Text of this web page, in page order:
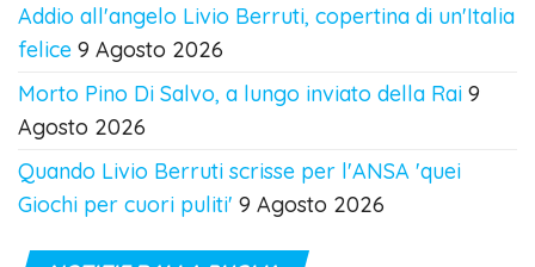
Addio all'angelo Livio Berruti, copertina di un'Italia
felice 9 Agosto 2026
Morto Pino Di Salvo, a lungo inviato della Rai 9
Agosto 2026
Quando Livio Berruti scrisse per l'ANSA 'quei
Giochi per cuori puliti' 9 Agosto 2026